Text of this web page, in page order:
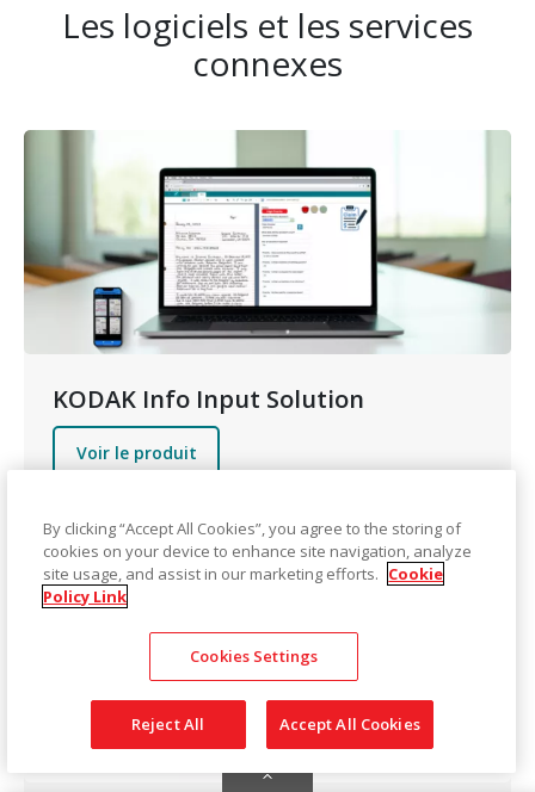
Les logiciels et les services
connexes
Image
KODAK Info Input Solution
Voir le produit
Image
By clicking “Accept All Cookies”, you agree to the storing of
cookies on your device to enhance site navigation, analyze
site usage, and assist in our marketing efforts. Cookie
Policy Link
Cookies Settings
Reject All Accept All Cookies